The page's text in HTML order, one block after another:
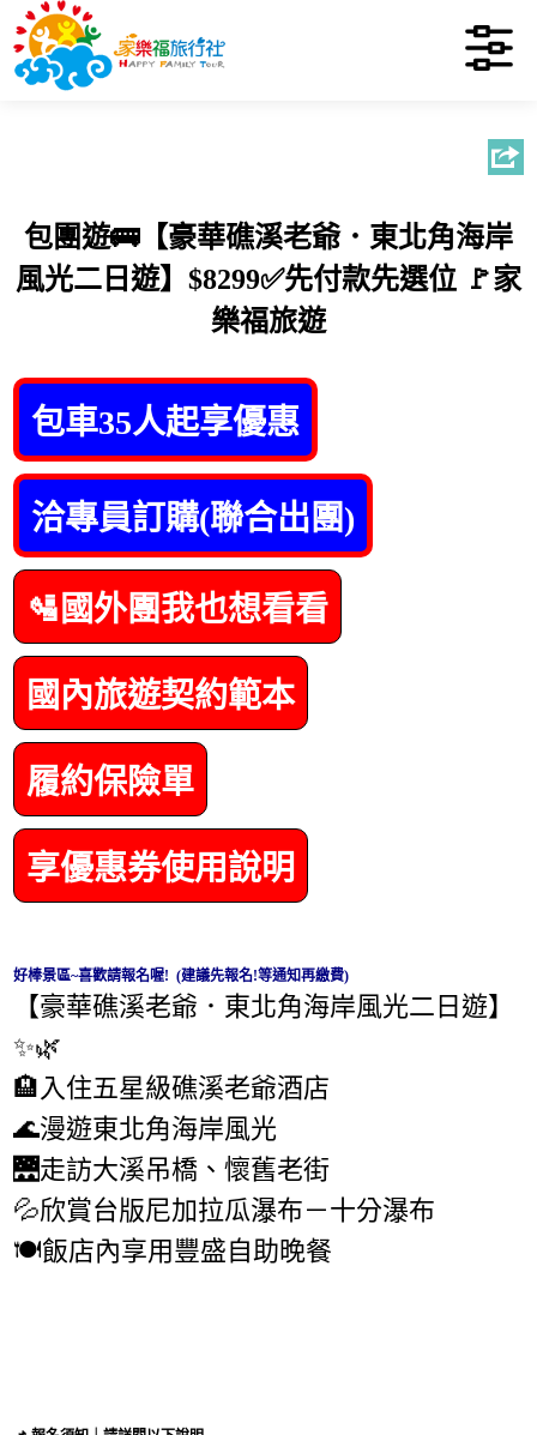
包團遊🚌【豪華礁溪老爺．東北角海岸
風光二日遊】$8299✅先付款先選位 🚩家
樂福旅遊
包車35人起享優惠
洽專員訂購(聯合出團)
🛂國外團我也想看看
國內旅遊契約範本
履約保險單
享優惠券使用說明
好棒景區~喜歡請報名喔! (建議先報名!等通知再繳費)
【豪華礁溪老爺．東北角海岸風光二日遊】
✨🌿
🏨入住五星級礁溪老爺酒店
🌊漫遊東北角海岸風光
🌉走訪大溪吊橋、懷舊老街
💦欣賞台版尼加拉瓜瀑布－十分瀑布
🍽️飯店內享用豐盛自助晚餐